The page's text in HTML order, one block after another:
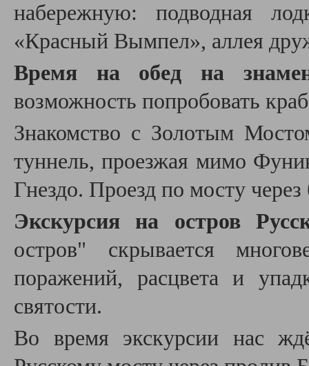
набережную: подводная
«Красный Вымпел», аллея
Время на обед на
возможность попробовать
Знакомство с Золотым
туннель, проезжая мимо
Гнездо. Проезд по мосту через
Экскурсия на остров
остров" скрывается
поражений, расцвета и
святости.
Во время экскурсии нас